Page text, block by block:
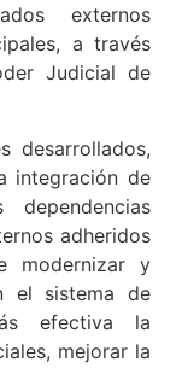
externos
a través
Judicial de
desarrollados,
integración de
adheridos
modernizar y
el sistema de
efectiva la
mejorar la